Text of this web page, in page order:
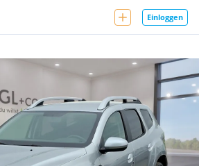
Einloggen